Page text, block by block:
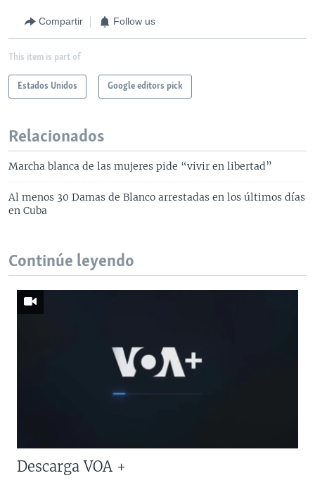
Compartir Follow us
This item is part of
Estados Unidos Google editors pick
Relacionados
Marcha blanca de las mujeres pide “vivir en libertad”
Al menos 30 Damas de Blanco arrestadas en los últimos días
en Cuba
Continúe leyendo
Descarga VOA +